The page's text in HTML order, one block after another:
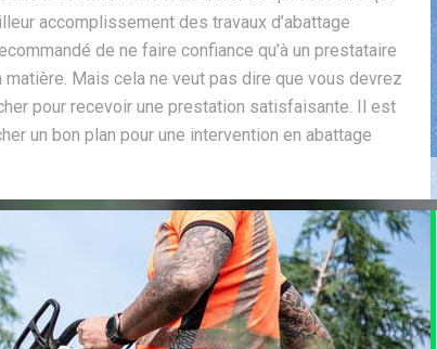
accomplissement des travaux d’abattage
de ne faire confiance qu’à un prestataire
Mais cela ne veut pas dire que vous devrez
pour recevoir une prestation satisfaisante. Il est
un bon plan pour une intervention en abattage